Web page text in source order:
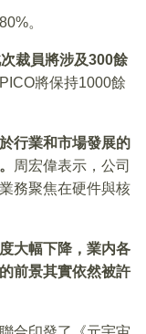
。
裁員將涉及300餘
將保持1000餘
行業和市場發展的
周宏偉表示，公司
務聚焦在硬件與核
大幅下降，業内各
前景其實依然被許